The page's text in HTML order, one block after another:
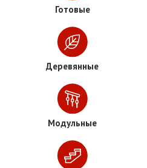
Готовые
Деревянные
Модульные